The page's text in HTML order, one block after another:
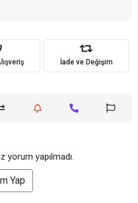
İade ve Değişim
yorum yapılmadı.
Yap